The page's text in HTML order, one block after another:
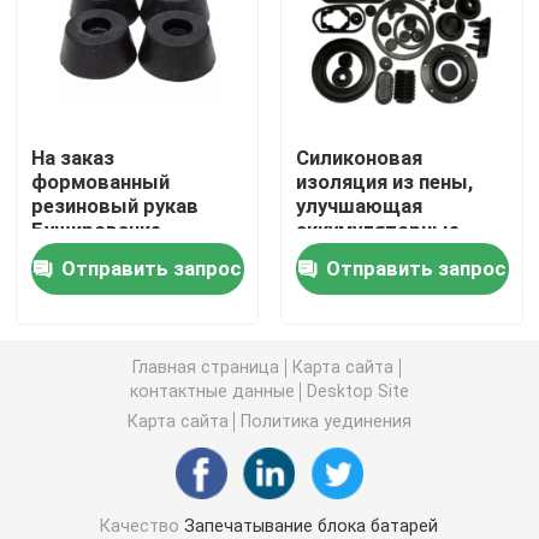
Запросите цитату
Система управления батареи термальная
Предохранение от беглеца батареи термальное
Беглец батареи EV термальный
Резиновое кольцо уплотнения
Термоизоляция батареи
На заказ
формованный
резиновый рукав
Буширование
защитить рукав
резиновый Буш
Отправить запрос
Силиконовая
изоляция из пены,
улучшающая
аккумуляторные
батареи для
электромобилей с
резиновым кольцом
Отправить запрос
Главная страница
Карта сайта
контактные данные
Desktop Site
Карта сайта
Политика уединения
КачествоЗапечатывание блока батарей